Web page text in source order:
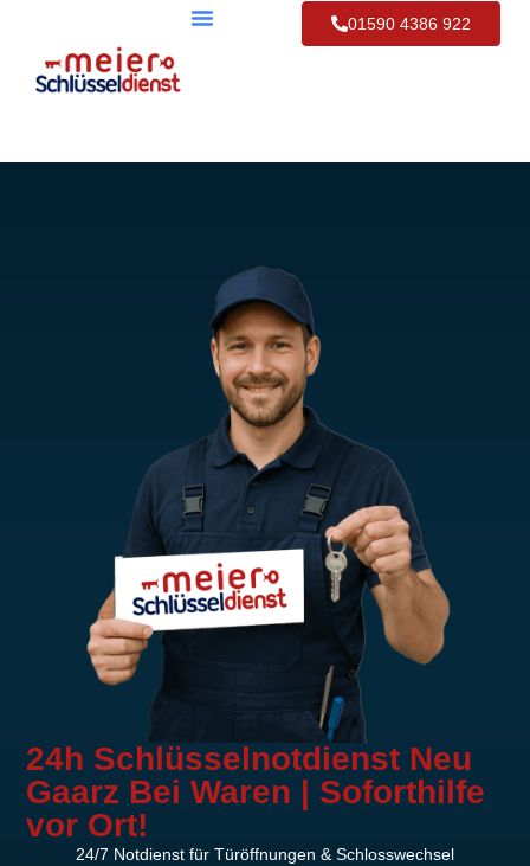
01590 4386 922
24h Schlüsselnotdienst Neu
Gaarz Bei Waren | Soforthilfe
vor Ort!
24/7 Notdienst für Türöffnungen & Schlosswechsel